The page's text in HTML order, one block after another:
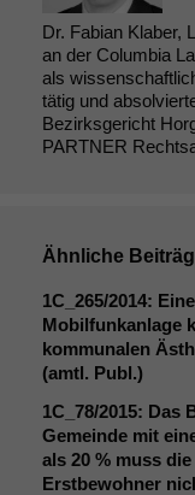
Dr. Fabian Klaber,
an der Columbia
als
tätig und
Bezirksgericht
PARTNER
Ähnliche
1C_265/2014:
Mobilfunkanlage
kommunalen
(amtl. Publ.)
1C_78/2015: Das
Gemeinde mit
als 20 % muss
Erstbewohner